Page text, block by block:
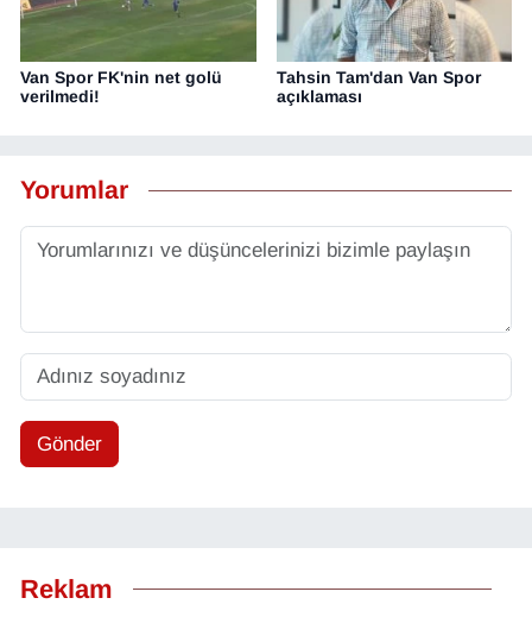
Van Spor FK'nin net golü
verilmedi!
Tahsin Tam'dan Van Spor
açıklaması
Yorumlar
Gönder
Reklam
Vasıta
YAŞAM